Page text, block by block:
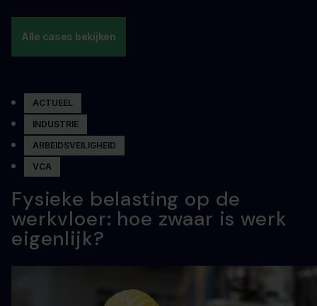
Alle cases bekijken
ACTUEEL
INDUSTRIE
ARBEIDSVEILIGHEID
VCA
Fysieke belasting op de
werkvloer: hoe zwaar is werk
eigenlijk?